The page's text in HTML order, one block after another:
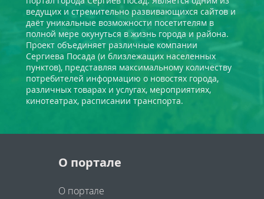
ведущих и стремительно развивающихся сайтов и
даёт уникальные возможности посетителям в
полной мере окунуться в жизнь города и района.
Проект объединяет различные компании
Сергиева Посада (и близлежащих населенных
пунктов), представляя максимальному количеству
потребителей информацию о новостях города,
различных товарах и услугах, мероприятиях,
кинотеатрах, расписании транспорта.
О портале
О портале